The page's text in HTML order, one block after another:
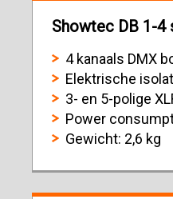
Showtec DB 1-4
4 kanaals DMX
Elektrische
3- en 5-polige
Power
Gewicht: 2,6 kg